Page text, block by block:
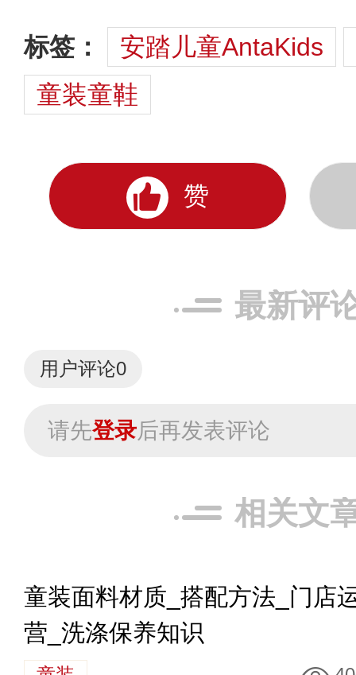
标签：
安踏儿童AntaKids
童装童鞋
赞
最新评
用户评论0
请先登录后再发表评论
相关文
童装面料材质_搭配方法_门店
营_洗涤保养知识